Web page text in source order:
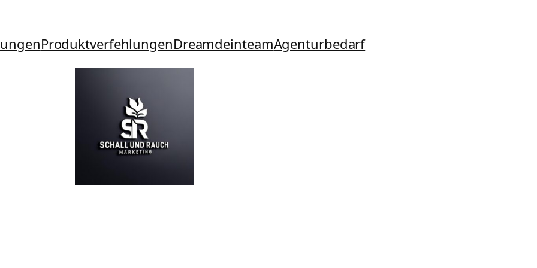
ProduktverfehlungenDreamdeinteamAgenturbedarf